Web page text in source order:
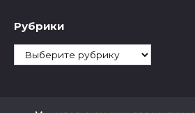
Рубрики
Рубрики